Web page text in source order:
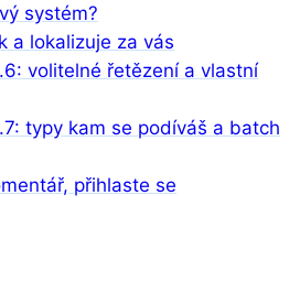
systém?
a lokalizuje za vás
volitelné řetězení a vlastní
typy kam se podíváš a batch
přihlaste se